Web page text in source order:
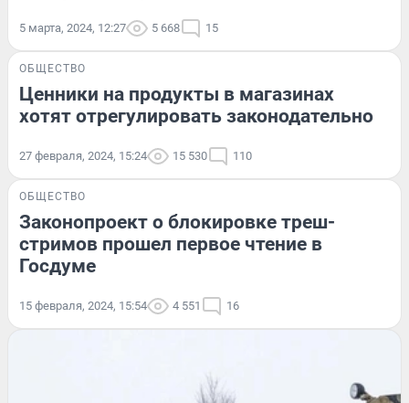
5 марта, 2024, 12:27 5 668 15
ОБЩЕСТВО
Ценники на продукты в магазинах
хотят отрегулировать законодательно
27 февраля, 2024, 15:24 15 530 110
ОБЩЕСТВО
Законопроект о блокировке треш-
стримов прошел первое чтение в
Госдуме
15 февраля, 2024, 15:54 4 551 16